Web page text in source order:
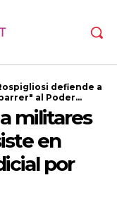
defiende a
al Poder...
militares
en
por